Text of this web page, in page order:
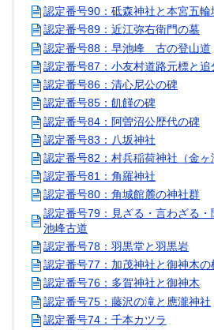
認定番号90：砥森神社と本宮五輪
認定番号89：近江弥右衛門の墓
認定番号88：早池峰 古の登山道
認定番号87：小友村道路元標と追
認定番号86：清心尼公の碑
認定番号85：飢饉の碑
認定番号84：阿曽沼公歴代の碑
認定番号83：八坂神社
認定番号82：村兵稲荷神社（金ヶ
認定番号81：角羅神社
認定番号80：角城館麓の神社群
認定番号79：見ざる・言わざる
池峰古道
認定番号78：羽黒堂と羽黒岩
認定番号77：加茂神社と御神木の
認定番号76：多賀神社と御神木
認定番号75：藤沢の滝と應瀧神社
認定番号74：千本カツラ